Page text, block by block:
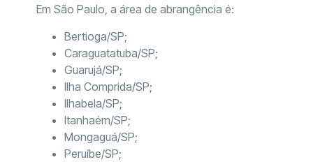
Em São Paulo, a área de abrangência é:
Bertioga/SP;
Caraguatatuba/SP;
Guarujá/SP;
Ilha Comprida/SP;
Ilhabela/SP;
Itanhaém/SP;
Mongaguá/SP;
Peruíbe/SP;